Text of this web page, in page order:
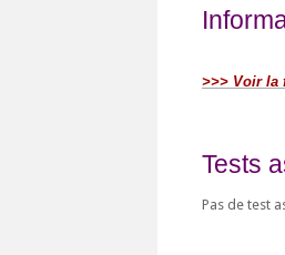
>>> Voir la
Tests
Pas de test